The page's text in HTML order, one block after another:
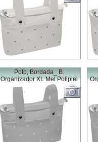
Polp, Bordada_ B.
Organizador XL Mel Polipiel